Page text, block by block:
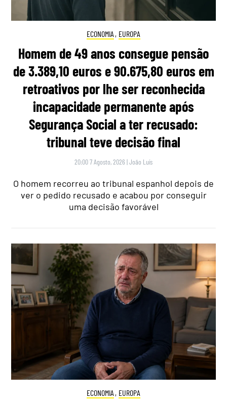
ECONOMIA , EUROPA
Homem de 49 anos consegue pensão
de 3.389,10 euros e 90.675,80 euros em
retroativos por lhe ser reconhecida
incapacidade permanente após
Segurança Social a ter recusado:
tribunal teve decisão final
20:00 7 Agosto, 2026 |João Luís
O homem recorreu ao tribunal espanhol depois de
ver o pedido recusado e acabou por conseguir
uma decisão favorável
ECONOMIA , EUROPA